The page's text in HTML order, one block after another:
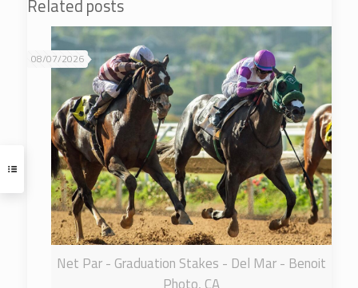
Related posts
Net Par - Graduation Stakes - Del Mar - Benoit
08/07/2026